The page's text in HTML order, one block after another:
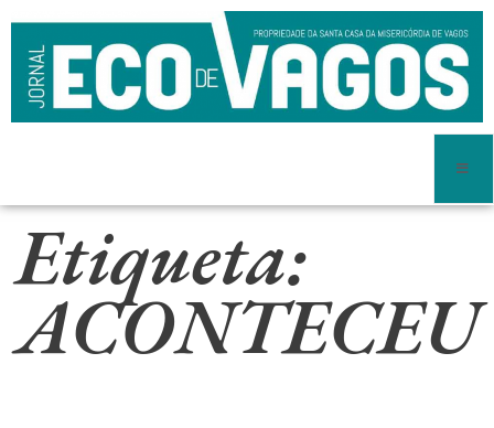
Etiqueta:
ACONTECEU